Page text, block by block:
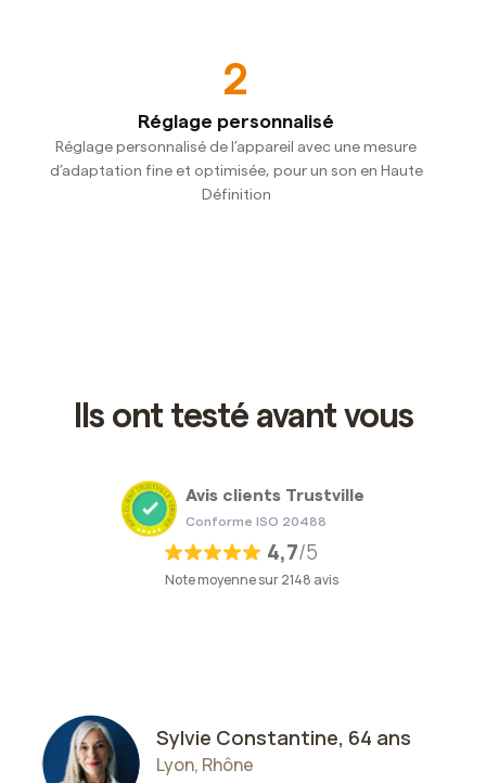
2
Réglage personnalisé
Réglage personnalisé de l’appareil avec une mesure
d’adaptation fine et optimisée, pour un son en Haute
Définition
Ils ont testé avant vous
Avis clients Trustville
Conforme ISO 20488
4,7/5
Note moyenne sur 2148 avis
Sylvie Constantine, 64 ans
Lyon, Rhône